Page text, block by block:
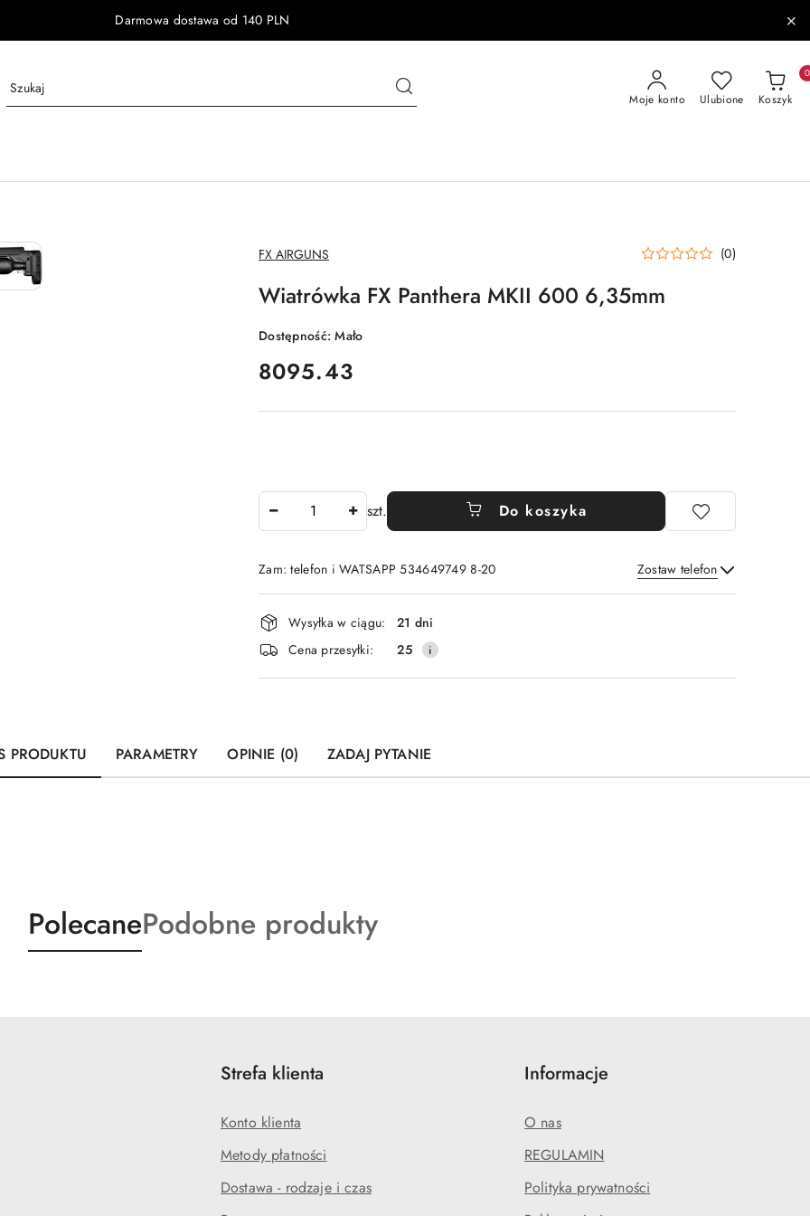
Darmowa dostawa od 140 PLN
Moje konto Ulubione Koszyk
0
NAZWA
PRODUCENTA:
FX AIRGUNS (0)
Wiatrówka FX Panthera MKII 600 6,35mm
Dostępność:Mało
cena:
8095.43
szt. Do koszyka
Zam: telefon i WATSAPP 534649749 8-20 Zostaw telefon
Wyślij
Dostępność
i
dostawa
Wysyłka w ciągu:
21 dni
Cena przesyłki:
25
PRODUKTU PARAMETRY OPINIE (0) ZADAJ PYTANIE
Produkty
o
PolecaneProdukty
o
Podobne produkty
Strefa klienta
Konto klienta
Metody płatności
Dostawa - rodzaje i czas
Informacje
O nas
REGULAMIN
Polityka prywatności